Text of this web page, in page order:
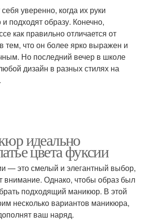
уверенно, когда их руки
и подходят образу. Конечно,
как правильно отличается от
тем, что он более ярко выражен и
Но последний вечер в школе
дизайн в разных стилях на
идеально
цвета фуксии
— это смелый и элегантный выбор,
внимание. Однако, чтобы образ был
подходящий маникюр. В этой
несколько вариантов маникюра,
ваш наряд.